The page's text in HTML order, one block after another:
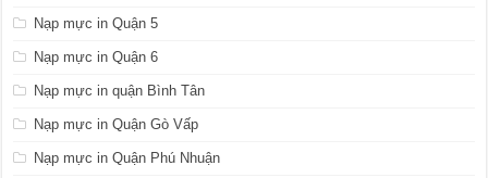
Nạp mực in Quận 5
Nạp mực in Quận 6
Nạp mực in quận Bình Tân
Nạp mực in Quận Gò Vấp
Nạp mực in Quận Phú Nhuận